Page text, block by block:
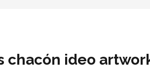
chacón ideo